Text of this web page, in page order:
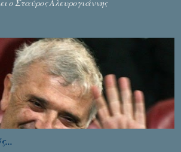
ο Σταύρος Αλευρογιάννης